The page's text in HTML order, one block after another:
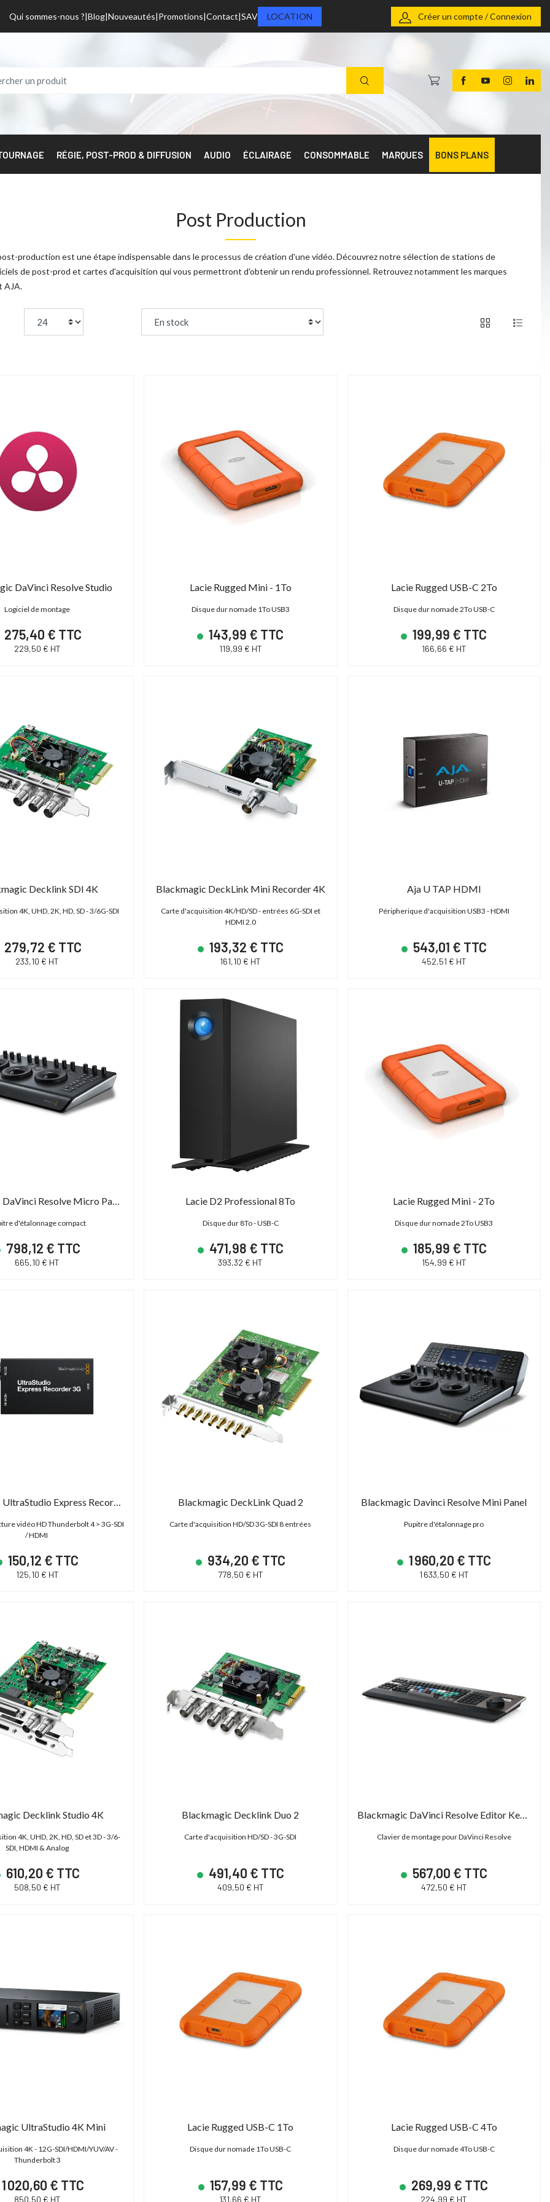
Qui sommes-nous ? Blog Nouveautés Promotions Contact SAV LOCATION Créer un compte / Connexion
RÉGIE, POST-PROD & DIFFUSION AUDIO ÉCLAIRAGE CONSOMMABLE MARQUES BONS PLANS
C700 PL
- XF AVC/ProRes -
€ TTC
ABonAir AB4000 4K HDR
Kit 1 émetteur / 1 récepteur vidéo sans fil
4K HDR Full Duplex 300m / 12G-SDI & HDMI
15 600,00 € TTC
SHAPE TPSG15EU - Génératrice électrique 15000 Basecamp Version EU
Power Station 15000 - Générateur portable
31/12/2026 INCLUS
Cartoni Magnum
Tête fluide studio et OB 30-
14 606,40 €
Post Production
production est une étape indispensable dans le processus de création d'une vidéo. Découvrez notre sélection de stations de
de post-prod et cartes d'acquisition qui vous permettront d'obtenir un rendu professionnel. Retrouvez notamment les marques
AJA.
DaVinci Resolve Studio
Logiciel de montage
275,40 € TTC
229,50 € HT
Lacie Rugged Mini - 1To
Disque dur nomade 1To USB3
143,99 € TTC
119,99 € HT
Lacie Rugged USB-C 2To
Disque dur nomade 2To USB-C
199,99 € TTC
166,66 € HT
Decklink SDI 4K
4K, UHD, 2K, HD, SD - 3/6G-SDI
279,72 € TTC
233,10 € HT
Blackmagic DeckLink Mini Recorder 4K
Carte d'acquisition 4K/HD/SD - entrées 6G-SDI et
HDMI 2.0
193,32 € TTC
161,10 € HT
Aja U TAP HDMI
Péripherique d'acquisition USB3 - HDMI
543,01 € TTC
452,51 € HT
Blackmagic DaVinci Resolve Micro Panel
d'étalonnage compact
798,12 € TTC
665,10 € HT
Lacie D2 Professional 8To
Disque dur 8To - USB-C
471,98 € TTC
393,32 € HT
Lacie Rugged Mini - 2To
Disque dur nomade 2To USB3
185,99 € TTC
154,99 € HT
Blackmagic UltraStudio Express Recorder 3G
vidéo HD Thunderbolt 4 > 3G-SDI
/ HDMI
150,12 € TTC
125,10 € HT
Blackmagic DeckLink Quad 2
Carte d'acquisition HD/SD 3G-SDI 8 entrées
934,20 € TTC
778,50 € HT
Blackmagic Davinci Resolve Mini Panel
Pupitre d'étalonnage pro
1 960,20 € TTC
1 633,50 € HT
Decklink Studio 4K
4K, UHD, 2K, HD, SD et 3D - 3/6-
SDI, HDMI & Analog
610,20 € TTC
508,50 € HT
Blackmagic Decklink Duo 2
Carte d'acquisition HD/SD - 3G-SDI
491,40 € TTC
409,50 € HT
Blackmagic DaVinci Resolve Editor Keyboard
Clavier de montage pour DaVinci Resolve
567,00 € TTC
472,50 € HT
UltraStudio 4K Mini
4K - 12G-SDI/HDMI/YUV/AV -
Thunderbolt 3
1 020,60 € TTC
850,50 € HT
Lacie Rugged USB-C 1To
Disque dur nomade 1To USB-C
157,99 € TTC
131,66 € HT
Lacie Rugged USB-C 4To
Disque dur nomade 4To USB-C
269,99 € TTC
224,99 € HT